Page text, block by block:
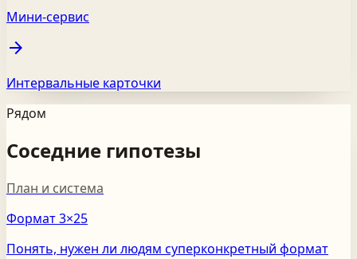
Мини-сервис
arrow_forward
Интервальные карточки
Рядом
Соседние гипотезы
План и система
Формат 3×25
Понять, нужен ли людям суперконкретный формат